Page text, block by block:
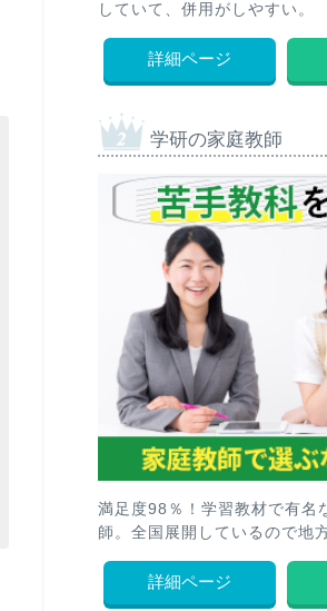
していて、併用がしやすい。
詳細ページ
学研の家庭教師
満足度98％！学習教材で有名
師。全国展開しているので地
詳細ページ